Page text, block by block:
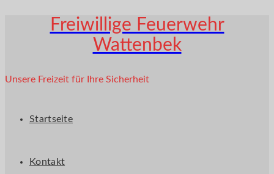
Freiwillige Feuerwehr
Wattenbek
Unsere Freizeit für Ihre Sicherheit
Startseite
Kontakt